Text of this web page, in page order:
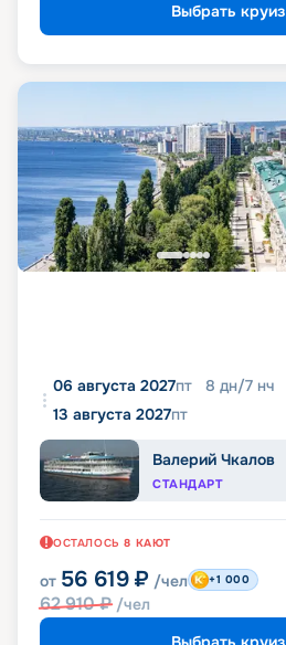
Выбрать круиз
06 августа 2027пт 8 дн/7 нч
13 августа 2027пт
Валерий Чкалов
СТАНДАРТ
ОСТАЛОСЬ 8 КАЮТ
от 56 619 ₽ /чел
62 910₽ /чел
+1 000